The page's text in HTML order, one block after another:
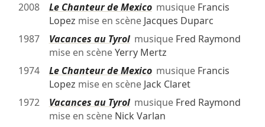
2008
Le Chanteur de Mexicomusique Francis
Lopez mise en scène Jacques Duparc
1987
Vacances au Tyrolmusique Fred Raymond
mise en scèneYerry Mertz
1974
Le Chanteur de Mexicomusique Francis
Lopez mise en scène Jack Claret
1972
Vacances au Tyrolmusique Fred Raymond
mise en scène Nick Varlan